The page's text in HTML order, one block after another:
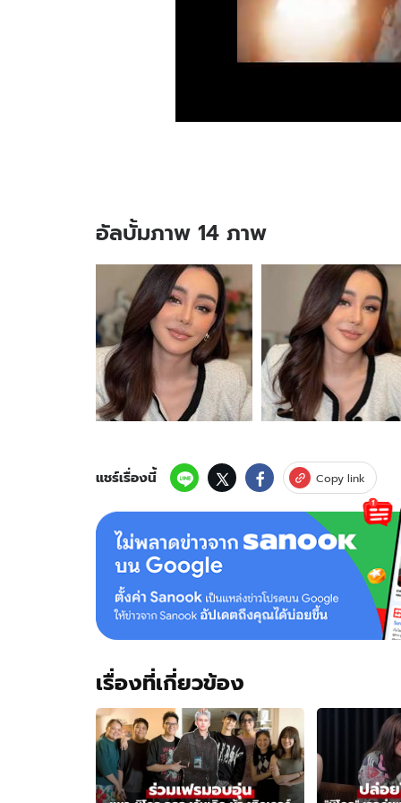
อัลบั้มภาพ 14 ภาพ
อัลบั้ม
ภาพ
14
ภาพ
ของ
"นิ
โคล
เท
ริโอ"
ลง
แล้ว!
สวย
หวาน
ละมุน
มอง
ยิ่ง
จริงๆ
แชร์เรื่องนี้ Copy link
เรื่องที่เกี่ยวข้อง